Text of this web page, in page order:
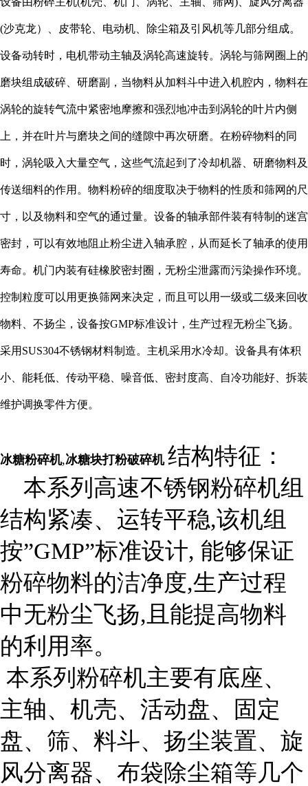
(沙克龙）、皮带轮、电动机、除尘箱及引风机等几部分组成。
设备动转时，电机带动主轴及涡轮高速旋转。涡轮与筛网圈上的
磨块组成破碎、研磨副，当物料从加料斗中进入机腔内，物料在
涡轮的旋转气流中紧密地摩擦和强烈地冲击到涡轮的叶片内侧
上，并在叶片与磨块之间的缝隙中再次研磨。在粉碎物料的同
时，涡轮吸入大量空气，这些气流起到了冷却机器、研磨物料及
传送细料的作用。物料粉碎的细度取决于物料的性质和筛网的尺
寸，以及物料和空气的通过量。设备的轴承部件装有特制的迷宫
密封，可以有效地阻止粉尘进入轴承腔，从而延长了轴承的使用
寿命。机门内装有硅橡胶密封圈，无粉尘泄露而污染操作环境。
控制粒度可以用更换筛网来决定，而且可以用一级或二级来回收
物料、不扬尘，设备按GMP标准设计，生产过程无粉尘飞扬。
采用SUS304不锈钢材料制造。主机采用水冷却。设备具有体积
小、能耗低、传动平稳、噪音低、密封度高、自冷功能好、拆装
维护调换零件方便。
冰糖粉碎机,冰糖块打粉破碎机 结构特征：
本系列高速不锈钢粉碎机组
结构紧凑、运转平稳,该机组
按”GMP”标准设计, 能够保证
粉碎物料的洁净度,生产过程
中无粉尘飞扬,且能提高物料
的利用率。
本系列粉碎机主要有底座、
主轴、机壳、活动盘、固定
盘、筛、料斗、扬尘装置、旋
风分离器、布袋除尘箱等几个